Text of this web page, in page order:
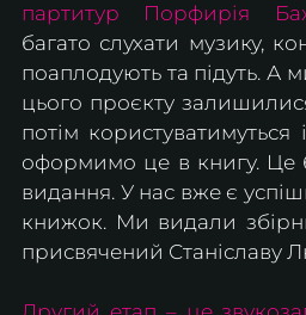
партитур Порфирія
багато слухати музику,
поаплодують та підуть. А
цього проєкту
потім
оформимо це в книгу. Це
видання. У нас вже є
книжок. Ми видали
присвячений Станіславу